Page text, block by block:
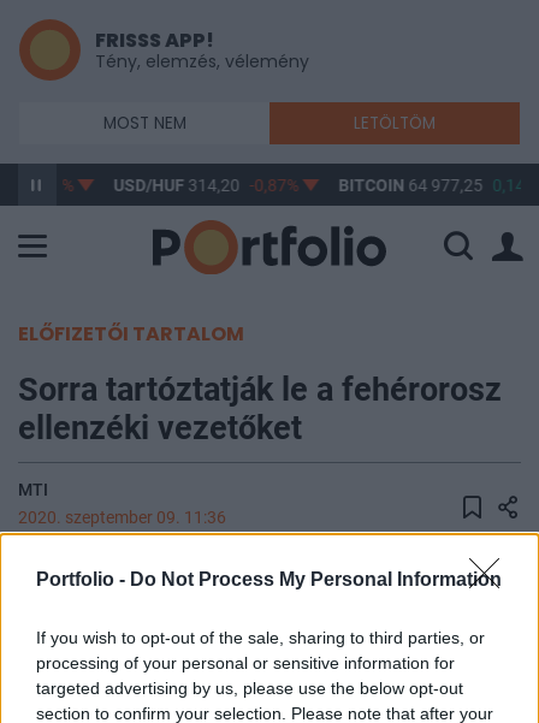
Portfolio - Do Not Process My Personal Information
If you wish to opt-out of the sale, sharing to third parties, or
processing of your personal or sensitive information for
targeted advertising by us, please use the below opt-out
section to confirm your selection. Please note that after your
FRISSS APP!
Tény, elemzés, vélemény
MOST NEM LETÖLTÖM
-0,61% USD/HUF314,20 -0,87% BITCOIN 64 977,25 0,14%
ELŐFIZETŐI TARTALOM
Sorra tartóztatják le a fehérorosz
ellenzéki vezetőket
MTI
2020. szeptember 09. 11:36
Újabb fehérorosz ellenzéki vezető, Makszim Znak
Babarika volt ellenzéki elnökjelölt stábja.
Közzétettek a Telegram-csatornájukon egy felvételt,